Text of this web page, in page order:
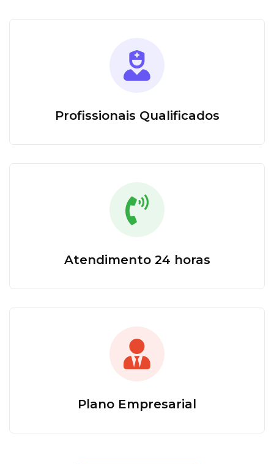
Profissionais Qualificados
Atendimento 24 horas
Plano Empresarial